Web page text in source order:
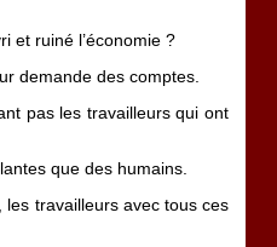
et ruiné l’économie ?
demande des comptes.
pas les travailleurs qui ont
que des humains.
les travailleurs avec tous ces